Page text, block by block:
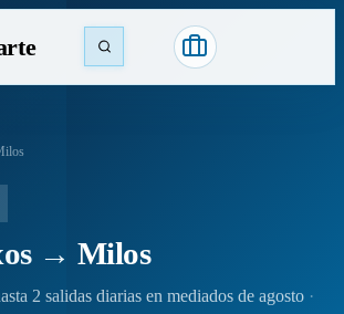
→ Milos
2 salidas diarias en mediados de agosto ·